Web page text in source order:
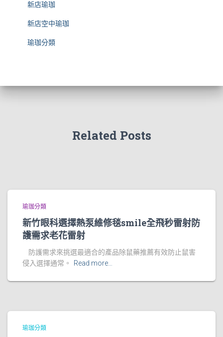
新店瑜珈
新店空中瑜珈
瑜珈分類
Related Posts
瑜珈分類
新竹眼科選擇熱泵維修毯smile全飛秒雷射防
護需求老花雷射
防護需求來挑選最適合的產品除鼠藥推薦有效防止鼠害
侵入選擇通常。
Read more…
瑜珈分類